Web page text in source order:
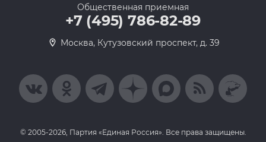
Общественная приемная
+7 (495) 786-82-89
Москва, Кутузовский проспект, д. 39
© 2005-2026, Партия «Единая Россия». Все права защищены.